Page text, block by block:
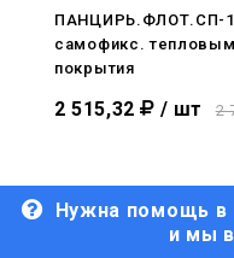
ПАНЦИРЬ.ФЛОТ.СП-
самофикс.
покрытия
2 515,32 / шт 2
Нужна помощь в
и мы
нами